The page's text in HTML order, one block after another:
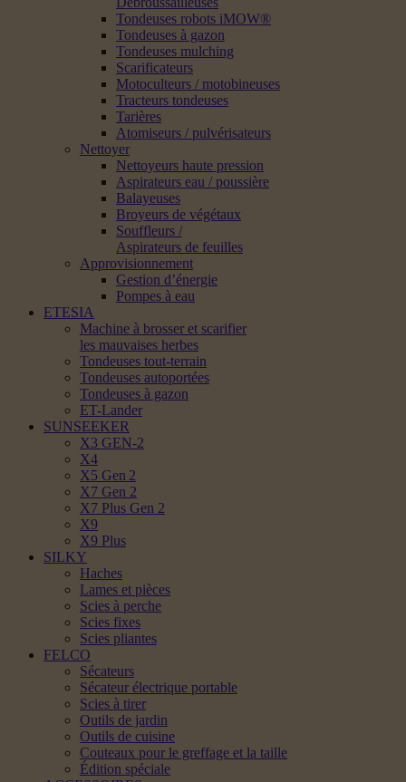
Tondeuses robots iMOW®
Tondeuses à gazon
Tondeuses mulching
Scarificateurs
Motoculteurs / motobineuses
Tracteurs tondeuses
Tarières
Atomiseurs / pulvérisateurs
Nettoyer
Nettoyeurs haute pression
Aspirateurs eau / poussière
Balayeuses
Broyeurs de végétaux
Souffleurs /
Aspirateurs de feuilles
Approvisionnement
Gestion d’énergie
Pompes à eau
ETESIA
Machine à brosser et scarifier
les mauvaises herbes
Tondeuses tout-terrain
Tondeuses autoportées
Tondeuses à gazon
ET-Lander
SUNSEEKER
X3 GEN-2
X4
X5 Gen 2
X7 Gen 2
X7 Plus Gen 2
X9
X9 Plus
SILKY
Haches
Lames et pièces
Scies à perche
Scies fixes
Scies pliantes
FELCO
Sécateurs
Sécateur électrique portable
Scies à tirer
Outils de jardin
Outils de cuisine
Couteaux pour le greffage et la taille
Édition spéciale